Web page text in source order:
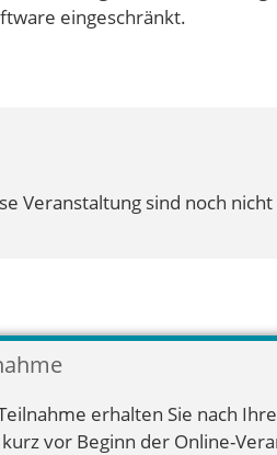
eingeschränkt.
Veranstaltung sind noch
erhalten Sie nach
vor Beginn der Online-